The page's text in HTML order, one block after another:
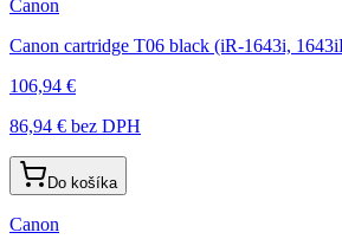
Canon
Canon cartridge T06 black (iR-1643i,
106,94 €
86,94 € bez DPH
Do košíka
Canon